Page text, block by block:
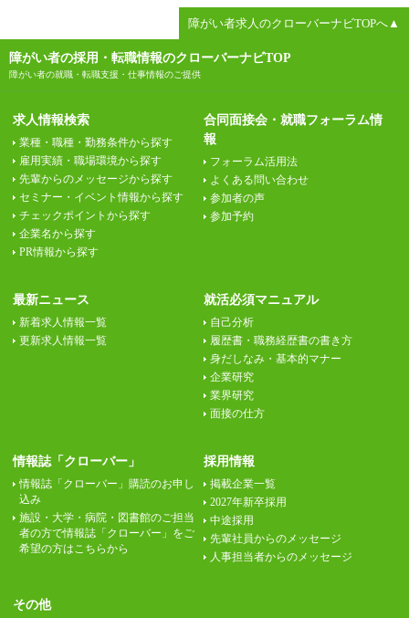
障がい者求人のクローバーナビTOPへ▲
障がい者の採用・転職情報のクローバーナビTOP
障がい者の就職・転職支援・仕事情報のご提供
求人情報検索
業種・職種・勤務条件から探す
雇用実績・職場環境から探す
先輩からのメッセージから探す
セミナー・イベント情報から探す
チェックポイントから探す
企業名から探す
PR情報から探す
合同面接会・就職フォーラム情
報
フォーラム活用法
よくある問い合わせ
参加者の声
参加予約
最新ニュース
新着求人情報一覧
更新求人情報一覧
就活必須マニュアル
自己分析
履歴書・職務経歴書の書き方
身だしなみ・基本的マナー
企業研究
業界研究
面接の仕方
情報誌「クローバー」
情報誌「クローバー」購読のお申し
込み
施設・大学・病院・図書館のご担当
者の方で情報誌「クローバー」をご
希望の方はこちらから
採用情報
掲載企業一覧
2027年新卒採用
中途採用
先輩社員からのメッセージ
人事担当者からのメッセージ
その他